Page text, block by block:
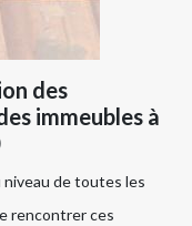
des
immeubles à
de toutes les
rencontrer ces